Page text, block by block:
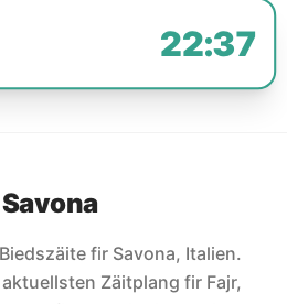
22:37
fir Savona, Italien.
Zäitplang fir Fajr,